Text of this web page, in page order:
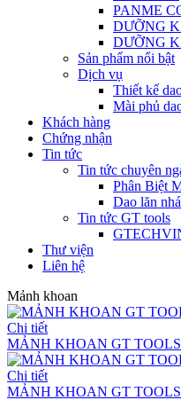
PANME
DƯỠNG
DƯỠNG
Sản phẩm nổi bật
Dịch vụ
Thiết kế
Mài phủ
Khách hàng
Chứng nhận
Tin tức
Tin tức chuyên
Phân Biệt
Dao lăn
Tin tức GT tools
Thư viện
Liên hệ
Mảnh khoan
Chi tiết
MẢNH KHOAN GT TOOLS
Chi tiết
MẢNH KHOAN GT